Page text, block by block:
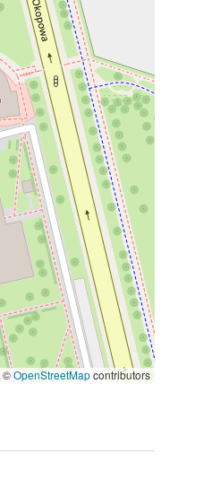
©OpenStreetMapcontributors